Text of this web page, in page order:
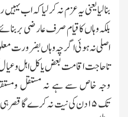
بنالیا یعنی یہ عزم نہ کرلیا کہ اب
بلکہ وہاں کا قیام صرف عارضی بر
اصلی نہ ہوئی اگر چہ وہاں بضرورت
تا حاجت اقامت بعض یا کل اہل
وجہ خاص سے ہے نہ مستقل
تك۱۵دن کی نیت نہ کرے گا قصر